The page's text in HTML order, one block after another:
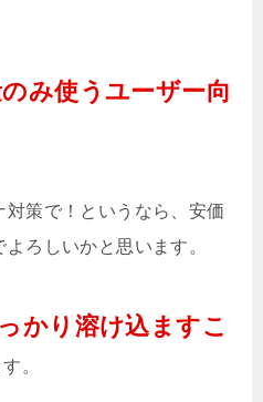
み使うユーザー向
策で！というなら、安価
ろしいかと思います。
かり溶け込ますこ
。